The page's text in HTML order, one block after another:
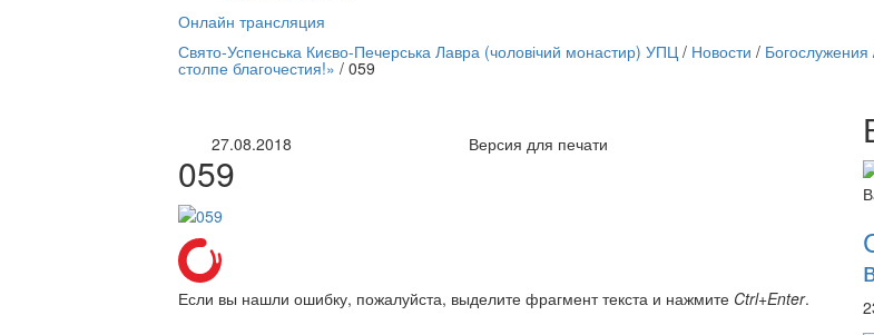
Онлайн трансляция
12 сентября
Онлайн
12
12
12
12
12
12
Свято-Успенська Києво-Печерська Лавра (чоловічий монастир) УПЦ/ Новости / Богослужения
столпе благочестия!» / 059
27.08.2018 Версия для печати
059
Если вы нашли ошибку, пожалуйста, выделите фрагмент текста и нажмите Ctrl+Enter.